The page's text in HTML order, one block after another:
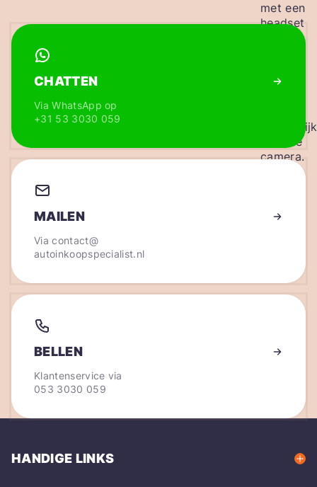
CHATTEN
Via WhatsApp op
+31 53 3030 059
MAILEN
Viacontact@
autoinkoopspecialist.nl
BELLEN
Klantenservice via
053 3030 059
HANDIGE LINKS